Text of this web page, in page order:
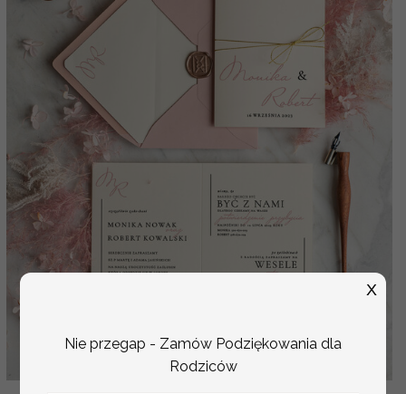
Nie przegap - Zamów Podziękowania dla
Rodziców
X